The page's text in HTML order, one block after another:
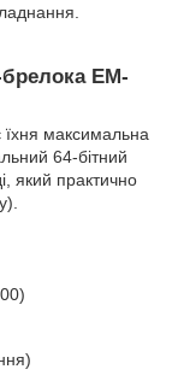
EM-
максимальна
64-бітний
який практично